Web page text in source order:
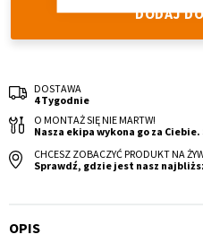
DODAJ
DOSTAWA
4 Tygodnie
O MONTAŻ SIĘ NIE MARTW!
Nasza ekipa wykona go za
CHCESZ ZOBACZYĆ PRODUKT NA
Sprawdź, gdzie jest nasz
OPIS